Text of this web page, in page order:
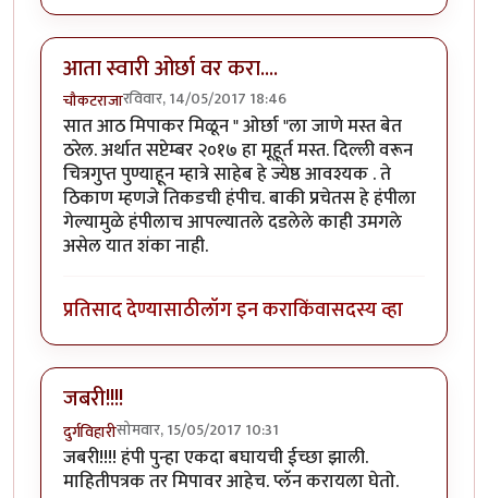
आता स्वारी ओर्छा वर करा....
चौकटराजारविवार, 14/05/2017 18:46
सात आठ मिपाकर मिळून " ओर्छा "ला जाणे मस्त बेत
ठरेल. अर्थात सप्टेम्बर २०१७ हा मूहूर्त मस्त. दिल्ली वरून
चित्रगुप्त पुण्याहून म्हात्रे साहेब हे ज्येष्ठ आवश्यक . ते
ठिकाण म्हणजे तिकडची हंपीच. बाकी प्रचेतस हे हंपीला
गेल्यामुळे हंपीलाच आपल्यातले दडलेले काही उमगले
असेल यात शंका नाही.
प्रतिसाद देण्यासाठीलॉग इन कराकिंवासदस्य व्हा
जबरी!!!!
दुर्गविहारीसोमवार, 15/05/2017 10:31
जबरी!!!! हंपी पुन्हा एकदा बघायची ईच्छा झाली.
माहितीपत्रक तर मिपावर आहेच. प्लॅन करायला घेतो.